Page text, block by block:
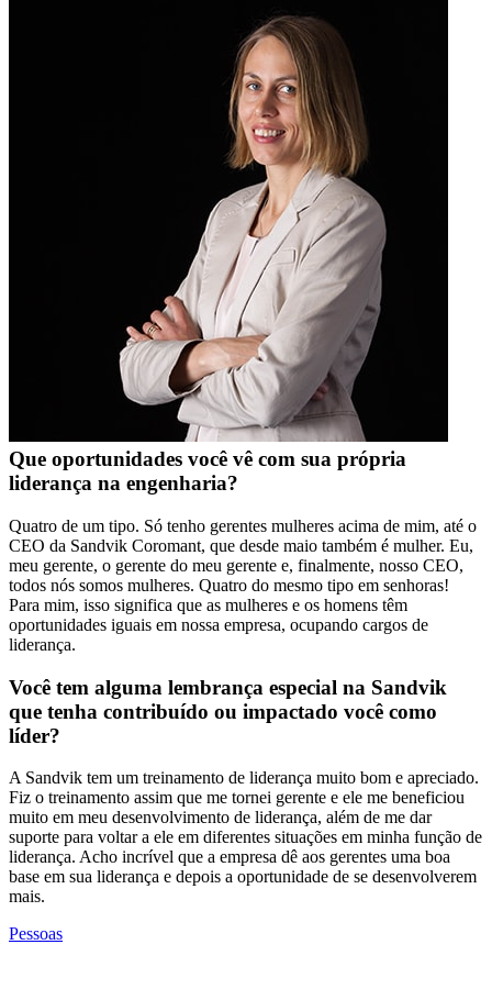
Que oportunidades você vê com sua própria
liderança na engenharia?
Quatro de um tipo. Só tenho gerentes mulheres acima de mim, até o
CEO da Sandvik Coromant, que desde maio também é mulher. Eu,
meu gerente, o gerente do meu gerente e, finalmente, nosso CEO,
todos nós somos mulheres. Quatro do mesmo tipo em senhoras!
Para mim, isso significa que as mulheres e os homens têm
oportunidades iguais em nossa empresa, ocupando cargos de
liderança.
Você tem alguma lembrança especial na Sandvik
que tenha contribuído ou impactado você como
líder?
A Sandvik tem um treinamento de liderança muito bom e apreciado.
Fiz o treinamento assim que me tornei gerente e ele me beneficiou
muito em meu desenvolvimento de liderança, além de me dar
suporte para voltar a ele em diferentes situações em minha função de
liderança. Acho incrível que a empresa dê aos gerentes uma boa
base em sua liderança e depois a oportunidade de se desenvolverem
mais.
Pessoas